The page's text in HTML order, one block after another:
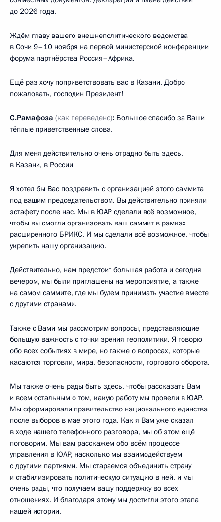
до 2026 года.
Ждём главу вашего внешнеполитического ведомства
в Сочи 9–10 ноября на первой министерской конференции
форума партнёрства Россия–Африка.
Ещё раз хочу поприветствовать вас в Казани. Добро
пожаловать, господин Президент!
С.Рамафоза (как переведено): Большое спасибо за Ваши
тёплые приветственные слова.
Для меня действительно очень отрадно быть здесь,
в Казани, в России.
Я хотел бы Вас поздравить с организацией этого саммита
под вашим председательством. Вы действительно приняли
эстафету после нас. Мы в ЮАР сделали всё возможное,
чтобы вы смогли организовать ваш саммит в рамках
расширенного БРИКС. И мы сделали всё возможное, чтобы
укрепить нашу организацию.
Действительно, нам предстоит большая работа и сегодня
вечером, мы были приглашены на мероприятие, а также
на самом саммите, где мы будем принимать участие вместе
с другими странами.
Также с Вами мы рассмотрим вопросы, представляющие
большую важность с точки зрения геополитики. Я говорю
обо всех событиях в мире, но также о вопросах, которые
касаются торговли, мира, безопасности, торгового оборота.
Мы также очень рады быть здесь, чтобы рассказать Вам
и всем остальным о том, какую работу мы провели в ЮАР.
Мы сформировали правительство национального единства
после выборов в мае этого года. Как я Вам уже сказал
в ходе нашего телефонного разговора, мы об этом ещё
поговорим. Мы вам расскажем обо всём процессе
управления в ЮАР, насколько мы взаимодействуем
с другими партиями. Мы стараемся объединить страну
и стабилизировать политическую ситуацию в ней, и мы
очень рады, что получаем вашу поддержку во всех
отношениях. И благодаря этому мы достигли этого этапа
нашей истории.